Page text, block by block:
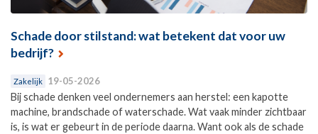
Schade door stilstand: wat betekent dat voor uw
bedrijf?
Zakelijk 19-05-2026
Bij schade denken veel ondernemers aan herstel: een kapotte
machine, brandschade of waterschade. Wat vaak minder zichtbaar
is, is wat er gebeurt in de periode daarna. Want ook als de schade